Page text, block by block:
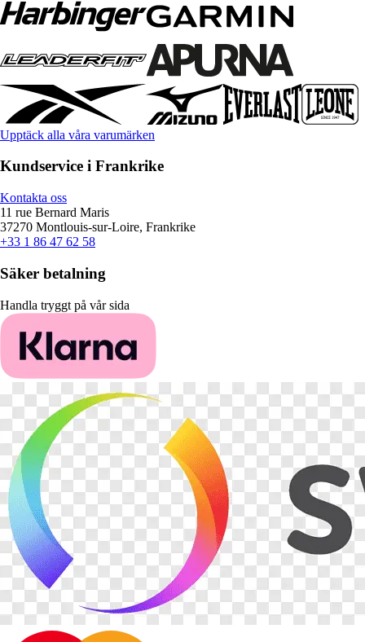
Upptäck alla våra varumärken
Kundservice i Frankrike
Kontakta oss
11 rue Bernard Maris
37270 Montlouis-sur-Loire, Frankrike
+33 1 86 47 62 58
Säker betalning
Handla tryggt på vår sida